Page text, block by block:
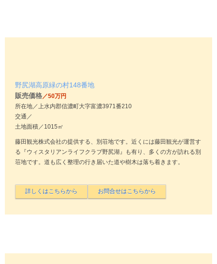
野尻湖高原緑の村148番地
販売価格／50万円
所在地／上水内郡信濃町大字富濃3971番210
交通／
土地面積／1015㎡
藤田観光株式会社の提供する、別荘地です。近くには藤田観光が運営す
る『ウィスタリアンライフクラブ野尻湖』も有り、多くの方が訪れる別
荘地です。道も広く整理の行き届いた道や樹木は落ち着きます。